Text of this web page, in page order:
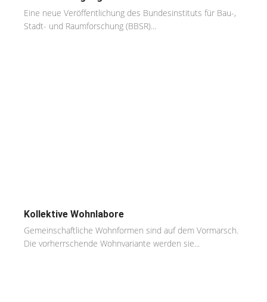
Eine neue Veröffentlichung des Bundesinstituts für Bau-,
Stadt- und Raumforschung (BBSR)...
Kollektive Wohnlabore
Gemeinschaftliche Wohnformen sind auf dem Vormarsch.
Die vorherrschende Wohnvariante werden sie...